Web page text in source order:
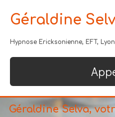
Géraldine
Hypnose Ericksonienne, EFT,
Géraldine Selva,